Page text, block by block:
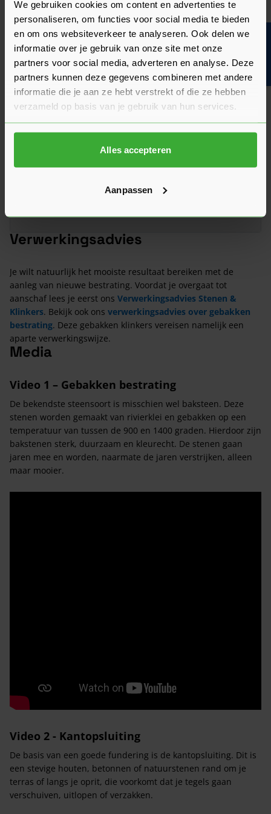
We gebruiken cookies om content en advertenties te
personaliseren, om functies voor social media te bieden
en om ons websiteverkeer te analyseren. Ook delen we
informatie over je gebruik van onze site met onze
partners voor social media, adverteren en analyse. Deze
partners kunnen deze gegevens combineren met andere
informatie die je aan ze hebt verstrekt of die ze hebben
verzameld op basis van je gebruik van hun services.
Alles accepteren
Aanpassen
Veelgestelde vragen
Hier vind je antwoorden op de meest gestelde vragen over dit
product. We hebben de belangrijkste onderwerpen alvast
voor je op een rij gezet zodat je snel verder kunt.
Kun je het antwoord op jouw vraag niet vinden? Neem dan
gerust contact op met een van onze experts we helpen je
graag verder!
Stel je vraag
Heeft het zin om een offerte aan te vragen?
Verwerkingsadvies
Je wilt natuurlijk het mooiste resultaat bereiken met de
aanleg van nieuwe bestrating. Voordat je overgaat tot
aanschaf lees je eerst ons Verwerkingsadvies Stenen &
Klinkers. Bekijk ook ons verwerkingsadvies over gebakken
bestrating. Deze gebakken klinkers vereisen namelijk een
aparte verwerkingswijze.
Media
Video 1 – Gebakken bestrating
De bekendste steensoort is misschien wel baksteen. Deze
stenen worden gemaakt van rivierklei en gebakken op een
temperatuur van tussen de 900 en 1400 graden. Hierdoor zijn
bakstenen sterk, duurzaam en kleurecht. De stenen gaan
jaren mee en worden, naarmate de jaren verstrijken, alleen
maar mooier.
Video 2 - Kantopsluiting
De basis van een goede fundering is de kantopsluiting. Dit is
een stevige houten, betonnen of natuurstenen rand om je
terras of langs je oprit, die voorkomt dat je tegels gaan
verschuiven, uitlopen of verzakken.